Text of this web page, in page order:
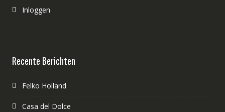
Inloggen
Recente Berichten
Felko Holland
Casa del Dolce